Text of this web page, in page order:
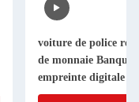
voiture de police
de monnaie Banque
empreinte digitale
plastique